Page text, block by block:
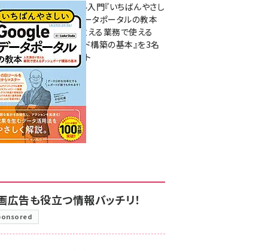
無料BIツール入門『いちばんやさし
いGoogleデータポータルの教本
人気講師が教える業務で使える
ダッシュボード構築の基本』を3名
様にプレゼント
7月31日 10:00
広告も役立つ情報バッチリ！